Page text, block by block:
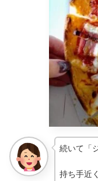
続いて「
持ち手近